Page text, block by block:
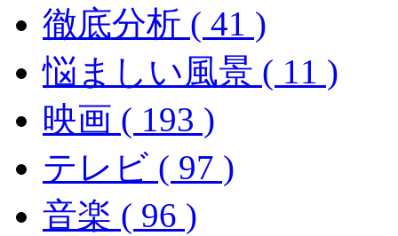
徹底分析 ( 41 )
悩ましい風景 ( 11 )
映画 ( 193 )
テレビ ( 97 )
音楽 ( 96 )